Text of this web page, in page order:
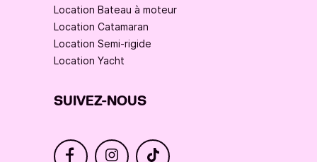
Location Bateau à moteur
Location Catamaran
Location Semi-rigide
Location Yacht
SUIVEZ-NOUS